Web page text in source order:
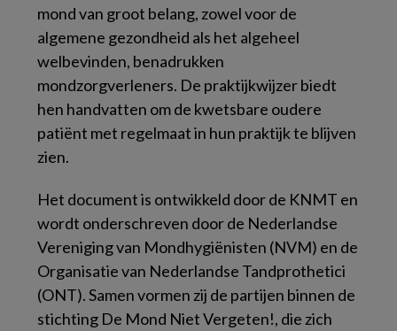
mond van groot belang, zowel voor de
algemene gezondheid als het algeheel
welbevinden, benadrukken
mondzorgverleners. De praktijkwijzer biedt
hen handvatten om de kwetsbare oudere
patiënt met regelmaat in hun praktijk te blijven
zien.
Het document is ontwikkeld door de KNMT en
wordt onderschreven door de Nederlandse
Vereniging van Mondhygiënisten (NVM) en de
Organisatie van Nederlandse Tandprothetici
(ONT). Samen vormen zij de partijen binnen de
stichting De Mond Niet Vergeten!, die zich